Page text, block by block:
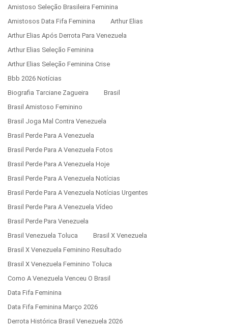
Amistoso Seleção Brasileira Feminina
Amistosos Data Fifa Feminina
Arthur Elias
Arthur Elias Após Derrota Para Venezuela
Arthur Elias Seleção Feminina
Arthur Elias Seleção Feminina Crise
Bbb 2026 Notícias
Biografia Tarciane Zagueira
Brasil
Brasil Amistoso Feminino
Brasil Joga Mal Contra Venezuela
Brasil Perde Para A Venezuela
Brasil Perde Para A Venezuela Fotos
Brasil Perde Para A Venezuela Hoje
Brasil Perde Para A Venezuela Notícias
Brasil Perde Para A Venezuela Notícias Urgentes
Brasil Perde Para A Venezuela Vídeo
Brasil Perde Para Venezuela
Brasil Venezuela Toluca
Brasil X Venezuela
Brasil X Venezuela Feminino Resultado
Brasil X Venezuela Feminino Toluca
Como A Venezuela Venceu O Brasil
Data Fifa Feminina
Data Fifa Feminina Março 2026
Derrota Histórica Brasil Venezuela 2026